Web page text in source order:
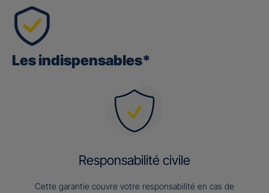
Les indispensables*
Responsabilité civile
Cette garantie couvre votre responsabilité en cas de